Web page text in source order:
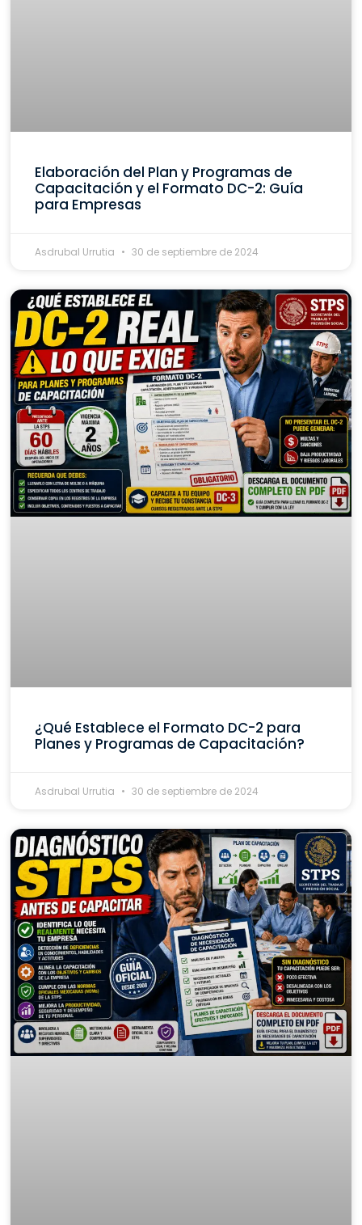
Elaboración del Plan y Programas de
Capacitación y el Formato DC-2: Guía
para Empresas
Asdrubal Urrutia 30 de septiembre de 2024
¿Qué Establece el Formato DC-2 para
Planes y Programas de Capacitación?
Asdrubal Urrutia 30 de septiembre de 2024